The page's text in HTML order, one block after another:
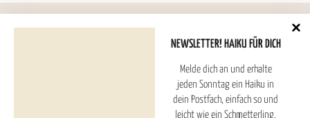
NEWSLETTER! HAIKU FÜR DICH
Melde dich an und erhalte
jeden Sonntag ein Haiku in
dein Postfach, einfach so und
leicht wie ein Schmetterling.